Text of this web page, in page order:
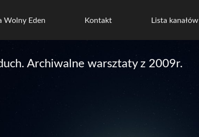
Wolny Eden Kontakt Lista kanałów
Archiwalne warsztaty z 2009r.